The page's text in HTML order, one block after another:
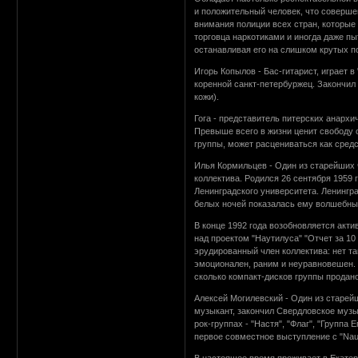
и положительный человек, что
внимания полиции всех стран,
торговца наркотиками и иногда даже
останавливая его на слишком крутых
Игорь Копылов - Бас-гитарист, играет
коренной санкт-петербуржец.
кожи).
Гога - представитель питерских
Превыше всего в жизни ценит
группы, может расцениваться как
Илья Кормильцев - Один из старейших
коллектива. Родился 26 сентября
Ленинградского университета.
белых ночей показалась ему
В конце 1992 года возобновляется
над проектом "Наутилуса" "Отчет за
эрудированный член коллектива: нет
эмоционален, раним и неуравновешен.
сколько компакт-дисков группы
Алексей Могилевский - Один из
музыкант, закончил Свердловское
рок-группах - "Настя", "Флаг", "Группа
первое совместное выступление с